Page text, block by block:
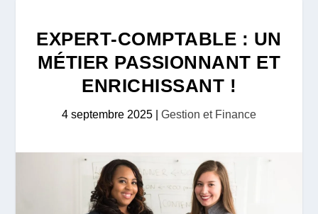
EXPERT-COMPTABLE : UN
MÉTIER PASSIONNANT ET
ENRICHISSANT !
4 septembre 2025 Gestion et Finance